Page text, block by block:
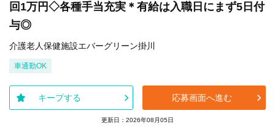
回1万円◇各種手当充実＊有給は入職日にまず5日付
与◎
介護老人保健施設エバーグリーン掛川
車通勤OK
キープする 応募画面へ進む
更新日：2026年08月05日